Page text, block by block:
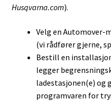
Husqvarna.com).
Velg en Automover-
(vi rådfører gjerne,
Bestill en
legger
ladestasjonen(e) og
programvaren for